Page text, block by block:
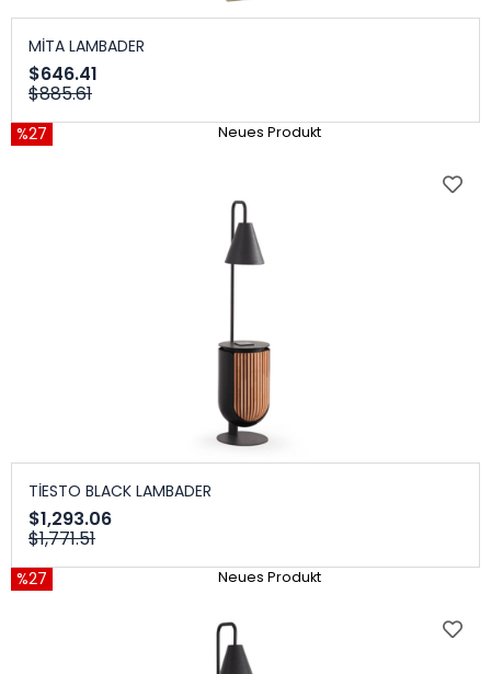
MİTA LAMBADER
$646.41
$885.61
%27 Neues Produkt
TİESTO BLACK LAMBADER
$1,293.06
$1,771.51
%27 Neues Produkt